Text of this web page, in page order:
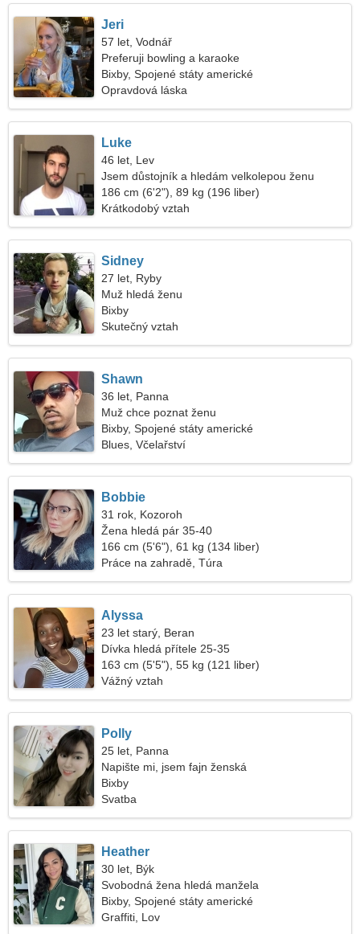
Jeri
57 let, Vodnář
Preferuji bowling a karaoke
Bixby, Spojené státy americké
Opravdová láska
Luke
46 let, Lev
Jsem důstojník a hledám velkolepou ženu
186 cm (6'2"), 89 kg (196 liber)
Krátkodobý vztah
Sidney
27 let, Ryby
Muž hledá ženu
Bixby
Skutečný vztah
Shawn
36 let, Panna
Muž chce poznat ženu
Bixby, Spojené státy americké
Blues, Včelařství
Bobbie
31 rok, Kozoroh
Žena hledá pár 35-40
166 cm (5'6"), 61 kg (134 liber)
Práce na zahradě, Túra
Alyssa
23 let starý, Beran
Dívka hledá přítele 25-35
163 cm (5'5"), 55 kg (121 liber)
Vážný vztah
Polly
25 let, Panna
Napište mi, jsem fajn ženská
Bixby
Svatba
Heather
30 let, Býk
Svobodná žena hledá manžela
Bixby, Spojené státy americké
Graffiti, Lov